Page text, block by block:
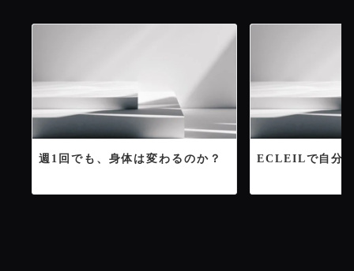
週1回でも、身体は変わるのか？ ECLEILで自分